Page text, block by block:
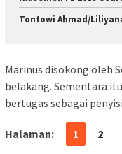
Tontowi Ahmad/
Marinus disokong oleh
belakang. Sementara
bertugas sebagai
Halaman: 1 2